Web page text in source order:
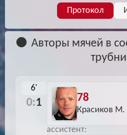
Протокол
Авторы мячей в
6'
0:1 78
Красиков М.
ассистент: